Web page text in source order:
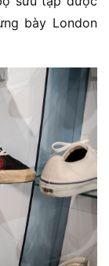
bày London